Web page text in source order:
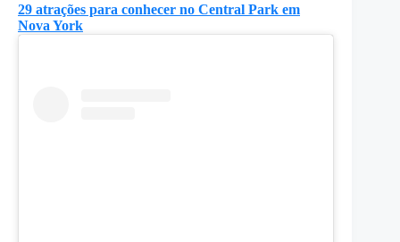
29 atrações para conhecer no Central Park em
Nova York